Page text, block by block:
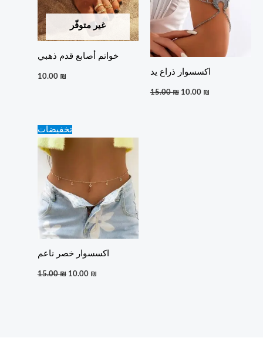
غير متوفّر
خواتم أصابع قدم ذهبي
10.00 ₪
اكسسوار ذراع يد
15.00₪ 10.00 ₪
تخفيضات
اكسسوار خصر ناعم
15.00₪
Original
price
10.00 ₪
price
10.00 ₪.